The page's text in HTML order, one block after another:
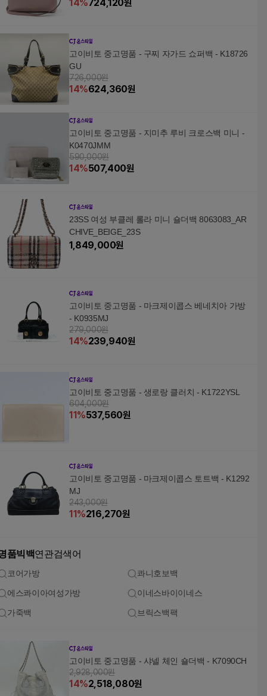
14%724,120원
고이비토 중고명품 - 구찌 자가드 쇼퍼백 - K18726
GU
726,000원
14%624,360원
고이비토 중고명품 - 지미추 루비 크로스백 미니 -
K0470JMM
590,000원
14%507,400원
23SS 여성 부클레 롤라 미니 숄더백 8063083_AR
CHIVE_BEIGE_23S
1,849,000원
고이비토 중고명품 - 마크제이콥스 베네치아 가방
- K0935MJ
279,000원
14%239,940원
고이비토 중고명품 - 생로랑 클러치 - K1722YSL
604,000원
11%537,560원
고이비토 중고명품 - 마크제이콥스 토트백 - K1292
MJ
243,000원
11%216,270원
품빅백연관검색어
코어가방 콰니호보백
에스콰이아여성가방 이네스바이이네스
가죽백 브릭스백팩
고이비토 중고명품 - 샤넬 체인 숄더백 - K7090CH
2,928,000원
14%2,518,080원